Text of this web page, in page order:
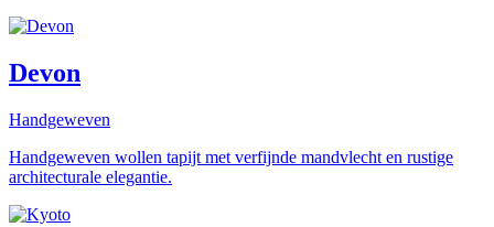
Devon
Handgeweven
Handgeweven wollen tapijt met verfijnde mandvlecht en rustige
architecturale elegantie.